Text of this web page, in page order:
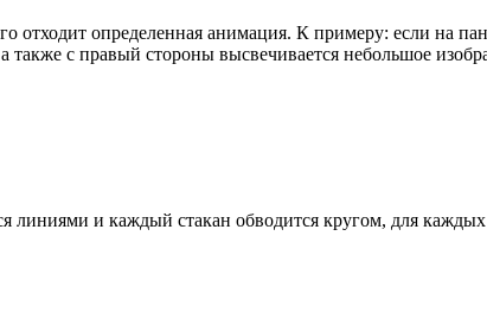
отходит определенная анимация. К примеру: если на
с правый стороны высвечивается небольшое
линиями и каждый стакан обводится кругом, для